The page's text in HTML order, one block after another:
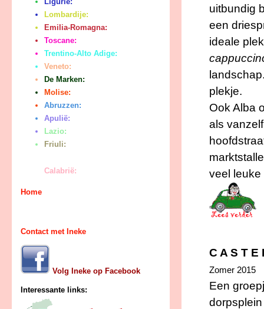
Lombardije:
Emilia-Romagna:
Toscane:
Trentino-Alto Adige:
Veneto:
De Marken:
Molise:
Abruzzen:
Apulië:
Lazio:
Friuli:
Calabrië:
Home
Contact met Ineke
Volg Ineke op Facebook
Interessante links:
uitbundig
een
ideale
plekje.
Ook Alba
als
veel leuke
C A S T
Zomer 2015
Een